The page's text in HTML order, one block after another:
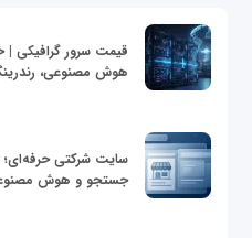
هوش مصنوعی،
سایت شرکتی حرفه‌ای؛
جستجو و هوش